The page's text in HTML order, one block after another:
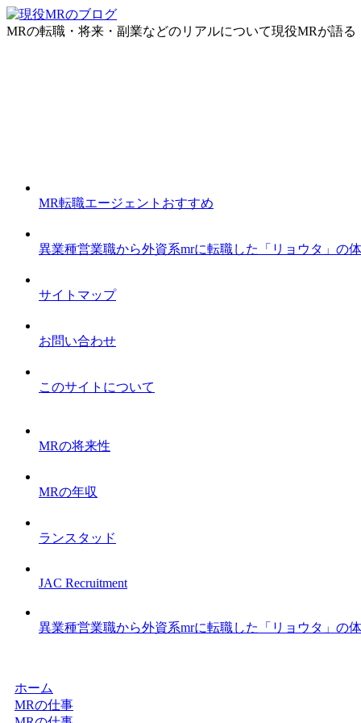
MRの転職・将来・副業などのリアルについて現役MRが語る
MR転職エージェントおすすめ
異業種営業職から外資系mrに転職した「リョウタ」の
サイトマップ
お問い合わせ
このサイトについて
MRの将来性
MRの年収
ランスタッド
JAC Recruitment
異業種営業職から外資系mrに転職した「リョウタ」の
ホーム
MRの仕事